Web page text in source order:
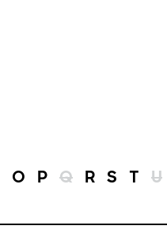
O P Q R S T U